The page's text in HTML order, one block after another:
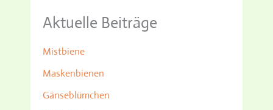
Aktuelle Beiträge
Mistbiene
Maskenbienen
Gänseblümchen